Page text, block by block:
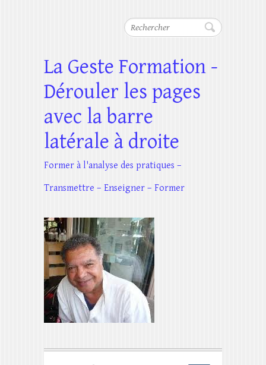
Rechercher
La Geste Formation -
Dérouler les pages
avec la barre
latérale à droite
Former à l'analyse des pratiques –
Transmettre – Enseigner – Former